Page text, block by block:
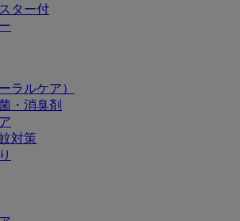
ター付
ラルケア）
・消臭剤
対策